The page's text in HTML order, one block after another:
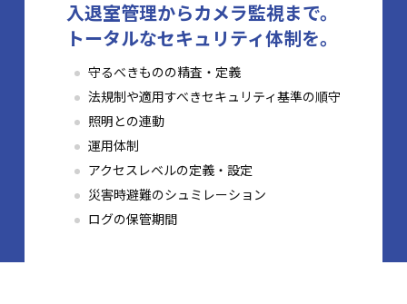
入退室管理からカメラ監視まで。
トータルなセキュリティ体制を。
守るべきものの精査・定義
法規制や適用すべきセキュリティ基準の順守
照明との連動
運用体制
アクセスレベルの定義・設定
災害時避難のシュミレーション
ログの保管期間